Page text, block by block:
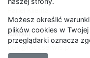
Możesz określić
plików cookies w
przeglądarki oznacza
Regulamin
KONTAKT
bok@rockserwis.pl